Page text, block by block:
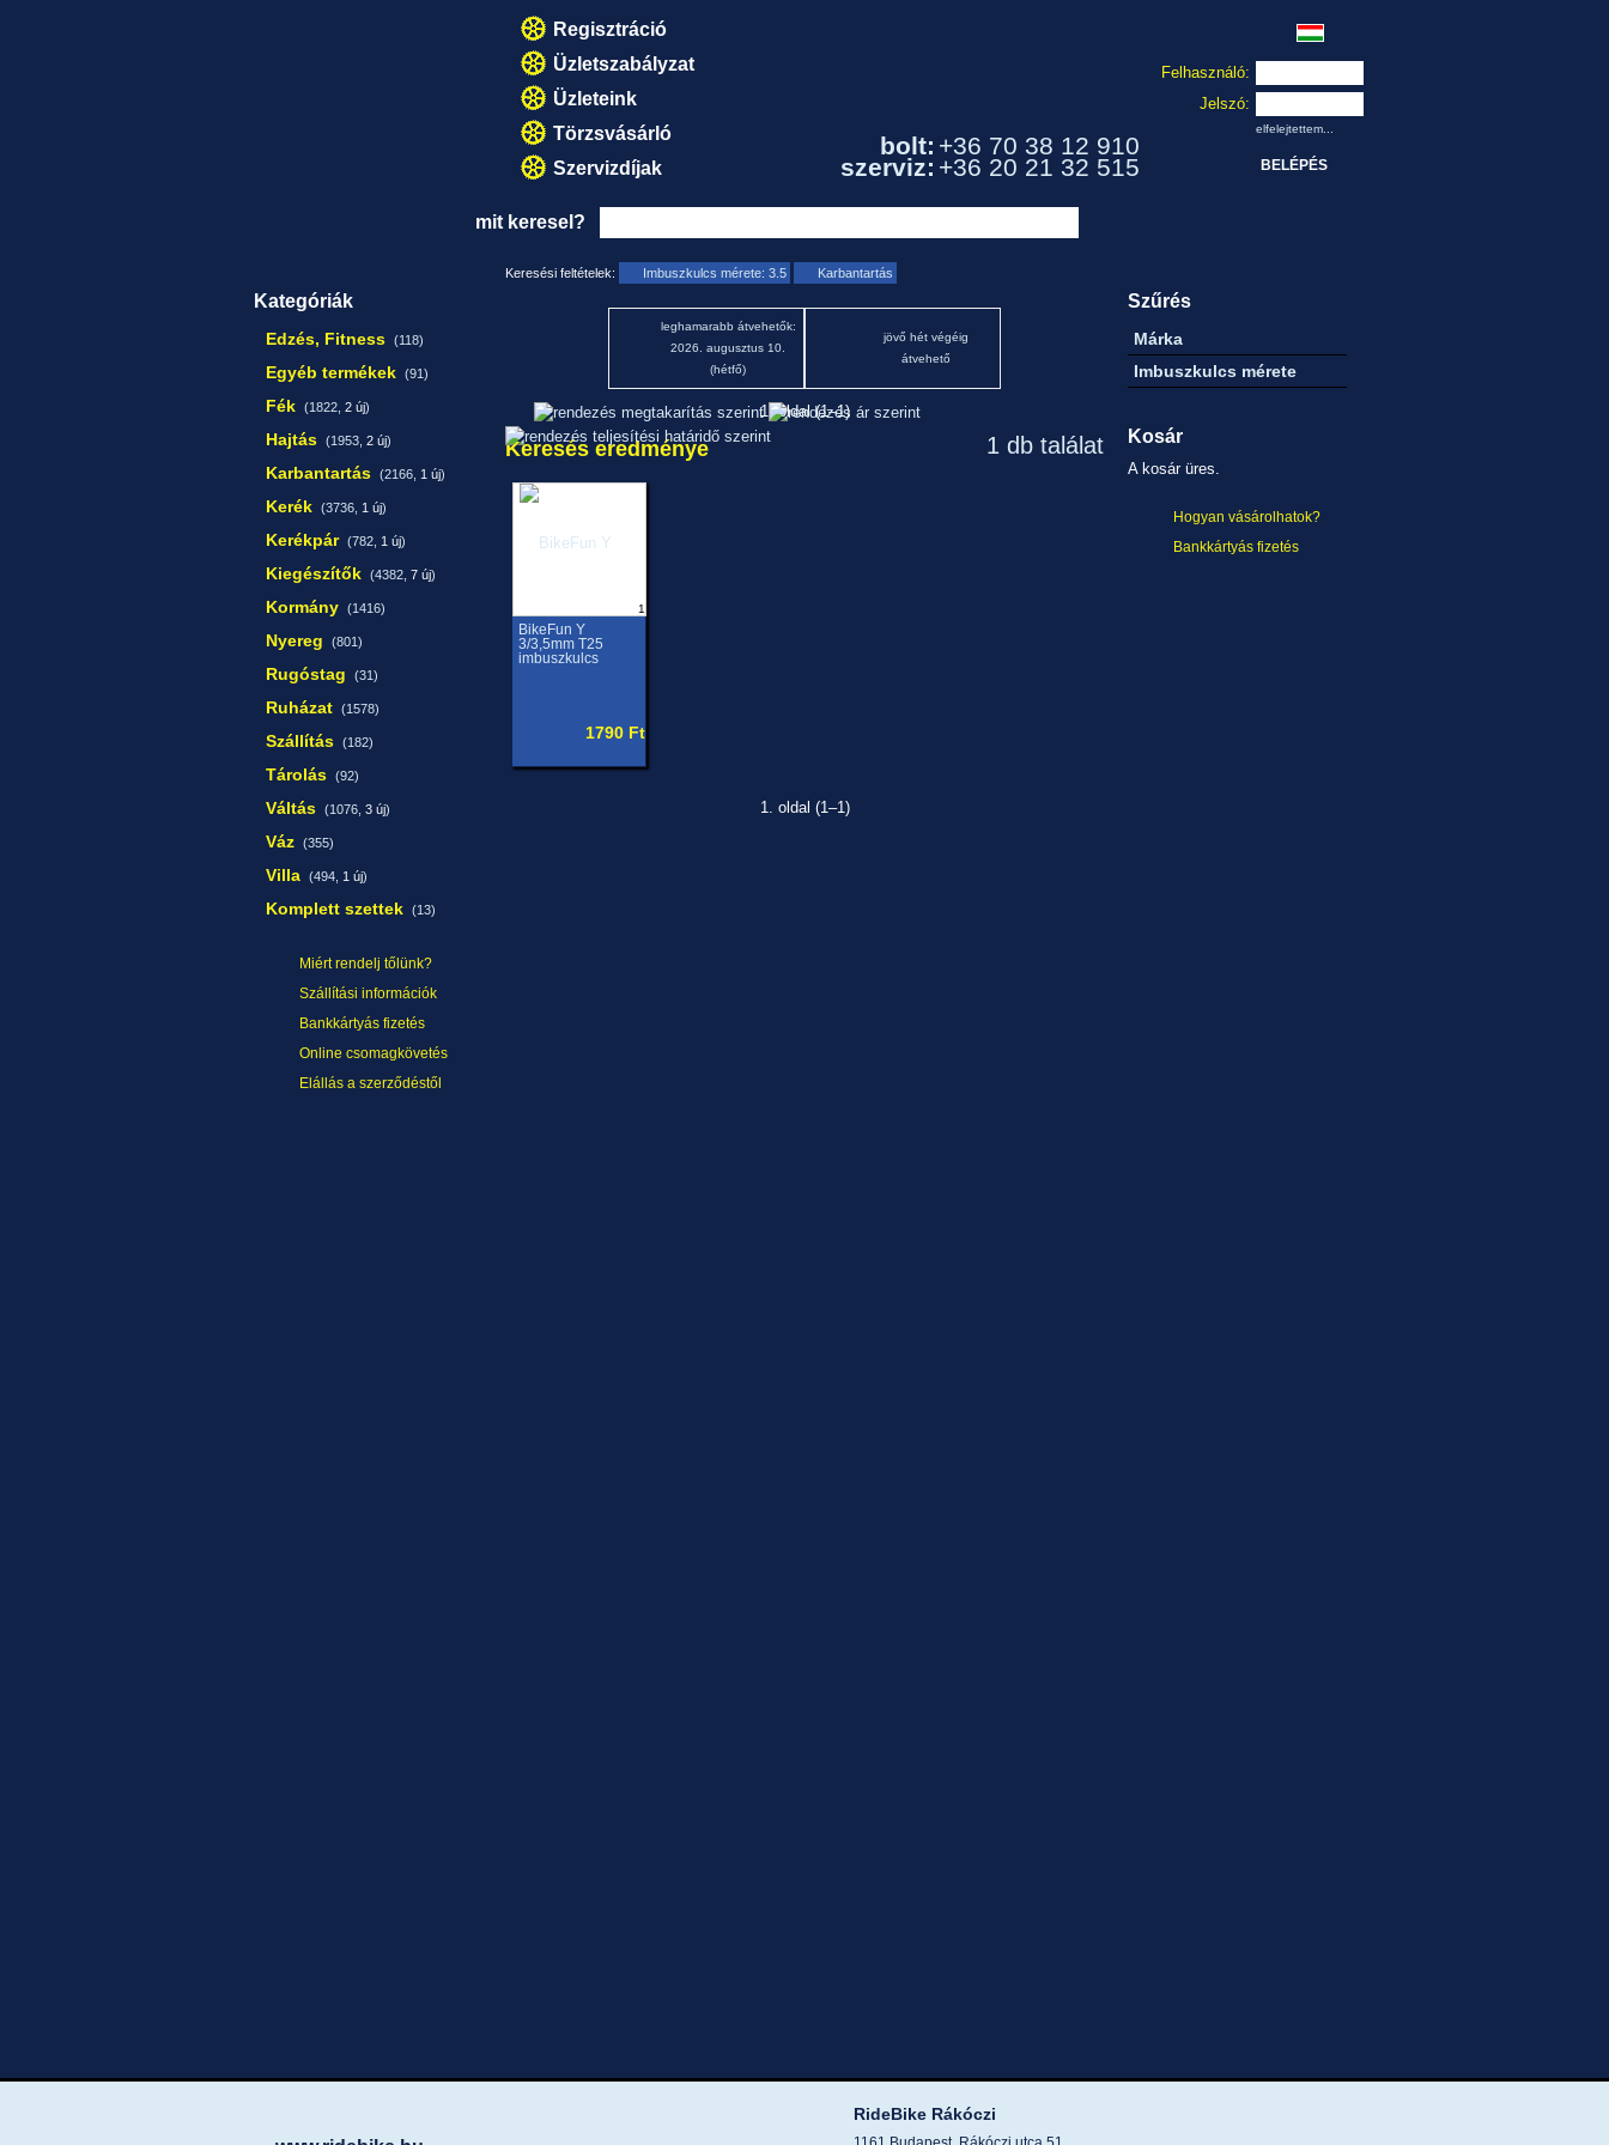
Regisztráció
Üzletszabályzat
Üzleteink
Törzsvásárló
Szervizdíjak
bolt: +36 70 38 12 910
szerviz: +36 20 21 32 515
Felhasználó:
Jelszó:
elfelejtettem...
mit keresel?
Kategóriák
Edzés, Fitness (118)
Egyéb termékek (91)
Fék (1822, 2 új)
Hajtás (1953, 2 új)
Karbantartás (2166, 1 új)
Kerék (3736, 1 új)
Kerékpár (782, 1 új)
Kiegészítők (4382, 7 új)
Kormány (1416)
Nyereg (801)
Rugóstag (31)
Ruházat (1578)
Szállítás (182)
Tárolás (92)
Váltás (1076, 3 új)
Váz (355)
Villa (494, 1 új)
Komplett szettek (13)
Miért rendelj tőlünk?
Szállítási információk
Bankkártyás fizetés
Online csomagkövetés
Elállás a szerződéstől
Keresési feltételek: Imbuszkulcs mérete: 3.5 Karbantartás
leghamarabb átvehetők:
2026. augusztus 10.
(hétfő)
jövő hét végéig
átvehető
1. oldal (1–1)
1 db találat
Keresés eredménye
1
BikeFun Y
3/3,5mm T25
imbuszkulcs
1790 Ft
1. oldal (1–1)
Szűrés
Márka
Imbuszkulcs mérete
Kosár
A kosár üres.
Hogyan vásárolhatok?
Bankkártyás fizetés
RideBike Rákóczi